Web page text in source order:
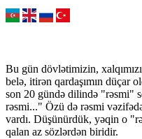
Bu gün dövlətimizin,
belə, itirən qardaşımın düçar
son 20 gündə dilində "rəsmi"
rəsmi..." Özü də rəsmi
vardı. Düşünürdük, yəqin o
qalan az sözlərdən biridir.